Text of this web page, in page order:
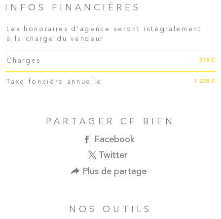
INFOS FINANCIÈRES
Caractéristiques Valeurs
Les honoraires d'agence seront intégralement
à la charge du vendeur
Charges 318 €
Taxe foncière annuelle 1 228 €
PARTAGER CE BIEN
Facebook
Twitter
Plus de partage
NOS OUTILS